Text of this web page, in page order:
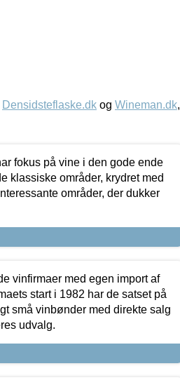
Densidsteflaske.dk og Wineman.dk,
fokus på vine i den gode ende
klassiske områder, krydret med
områder, der dukker
vinfirmaer med egen import af
start i 1982 har de satset på
små vinbønder med direkte salg
udvalg.